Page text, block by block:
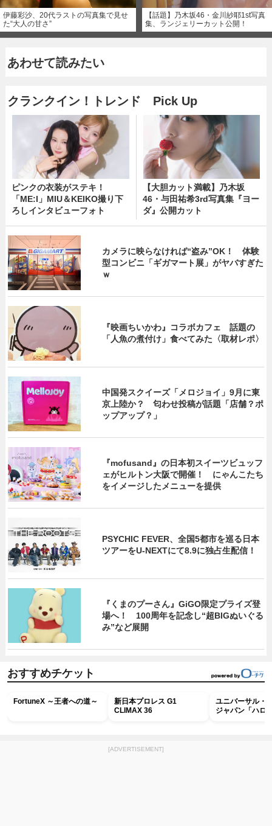
伊藤彩沙、20代ラストの写真集で見せ
た“大人の甘さ”
【話題】乃木坂46・金川紗耶1st写真
集、ランジェリーカット公開！
あわせて読みたい
クランクイン！トレンド Pick Up
ピンクの衣装がステキ！
「ME:I」MIU＆KEIKO撮り下
ろしインタビューフォト
【大胆カット満載】乃木坂
46・与田祐希3rd写真集『ヨー
ダ』公開カット
カメラに映らなければ“盗み”OK！ 体験
型コンビニ「ギガマート展」がヤバすぎた
ｗ
『映画ちいかわ』コラボカフェ 話題の
「人魚の煮付け」食べてみた〈取材レポ〉
中国発スクイーズ「メロジョイ」9月に東
京上陸か？ 匂わせ投稿が話題「店舗？ポ
ップアップ？」
『mofusand』の日本初スイーツビュッフ
ェがヒルトン大阪で開催！ にゃんこたち
をイメージしたメニューを提供
PSYCHIC FEVER、全国5都市を巡る日本
ツアーをU‐NEXTにて8.9に独占生配信！
『くまのプーさん』GiGO限定プライズ登
場へ！ 100周年を記念し“超BIGぬいぐる
み”など展開
おすすめチケット
FortuneX ～王者への道～
新日本プロレス G1
CLIMAX 36
ユニバーサル・
ジャパン「ハロ
[ADVERTISEMENT]